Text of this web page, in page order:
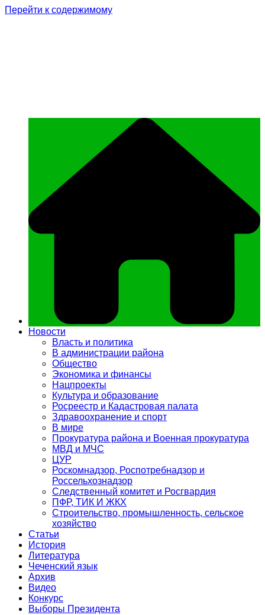
Перейти к содержимому
Новости
Власть и политика
В администрации района
Общество
Экономика и финансы
Нацпроекты
Культура и образование
Росреестр и Кадастровая палата
Здравоохранение и спорт
В мире
Прокуратура района и Военная прокуратура
МВД и МЧС
ЦУР
Роскомнадзор, Роспотребнадзор и
Россельхознадзор
Следственный комитет и Росгвардия
ПФР, ТИК И ЖКХ
Строительство, промышленность, сельское
хозяйство
Статьи
История
Литература
Чеченский язык
Архив
Видео
Конкурс
Выборы Президента